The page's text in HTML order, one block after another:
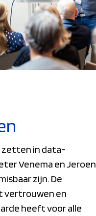
zetten in data-
Venema en Jeroen
zijn. De
vertrouwen en
heeft voor alle